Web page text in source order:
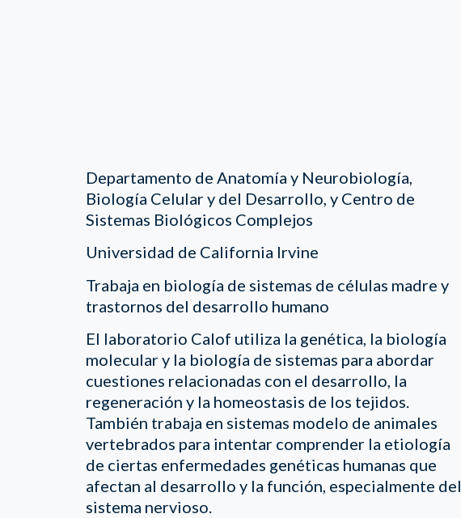
Departamento de Anatomía y Neurobiología,
Biología Celular y del Desarrollo, y Centro de
Sistemas Biológicos Complejos
Universidad de California Irvine
Trabaja en biología de sistemas de células madre y
trastornos del desarrollo humano
El laboratorio Calof utiliza la genética, la biología
molecular y la biología de sistemas para abordar
cuestiones relacionadas con el desarrollo, la
regeneración y la homeostasis de los tejidos.
También trabaja en sistemas modelo de animales
vertebrados para intentar comprender la etiología
de ciertas enfermedades genéticas humanas que
afectan al desarrollo y la función, especialmente del
sistema nervioso.